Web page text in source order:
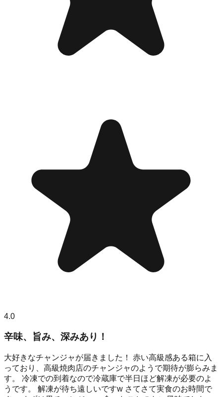
4.0
辛味、旨み、深みあり！
大好きなチャンジャが届きました！ 赤い高級感ある箱に入
っており、高級焼肉店のチャンジャのようで期待が膨らみま
す。 冷凍での到着なので冷蔵庫で半日ほど解凍が必要のよ
うです。 解凍が待ち遠しいですw さてさて実食のお時間で